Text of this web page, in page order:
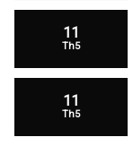
11
Th5
11
Th5